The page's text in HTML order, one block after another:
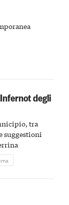
degli
tra
suggestioni